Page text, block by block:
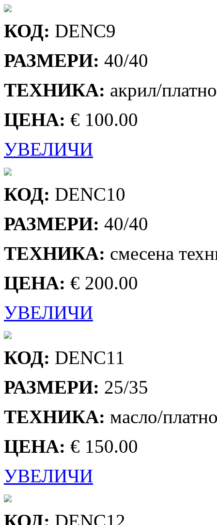
КОД: DENC9
РАЗМЕРИ: 40/40
ТЕХНИКА: акрил/платно
ЦЕНА: € 100.00
УВЕЛИЧИ
КОД: DENC10
РАЗМЕРИ: 40/40
ТЕХНИКА: смесена
ЦЕНА: € 200.00
УВЕЛИЧИ
КОД: DENC11
РАЗМЕРИ: 25/35
ТЕХНИКА: масло/
ЦЕНА: € 150.00
УВЕЛИЧИ